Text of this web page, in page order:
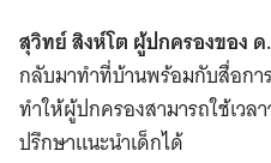
สุวิทย์ สิงห์โต ผู้ปกครองของ
กลับมาทำที่บ้านพร้อมกับสื่อกา
ทำให้ผู้ปกครองสามารถใช้เวล
ปรึกษาแนะนำเด็กได้